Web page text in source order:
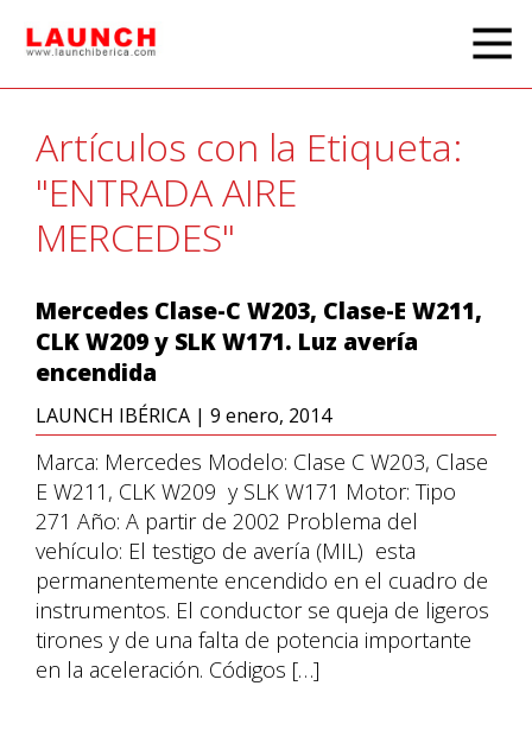
Artículos con la Etiqueta:
"ENTRADA AIRE
MERCEDES"
Mercedes Clase-C W203, Clase-E W211,
CLK W209 y SLK W171. Luz avería
encendida
LAUNCH IBÉRICA | 9 enero, 2014
Marca: Mercedes Modelo: Clase C W203, Clase
E W211, CLK W209 y SLK W171 Motor: Tipo
271 Año: A partir de 2002 Problema del
vehículo: El testigo de avería (MIL) esta
permanentemente encendido en el cuadro de
instrumentos. El conductor se queja de ligeros
tirones y de una falta de potencia importante
en la aceleración. Códigos […]